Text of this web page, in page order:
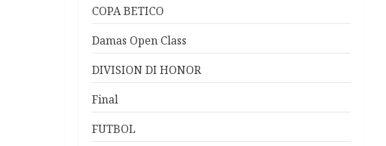
COPA BETICO
Damas Open Class
DIVISION DI HONOR
Final
FUTBOL